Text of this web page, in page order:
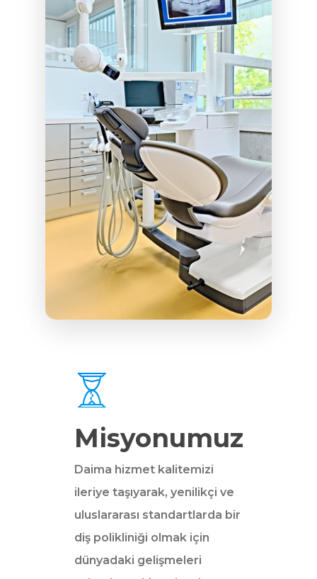
Misyonumuz
Daima hizmet kalitemizi
ileriye taşıyarak, yenilikçi ve
uluslararası standartlarda bir
diş polikliniği olmak için
dünyadaki gelişmeleri